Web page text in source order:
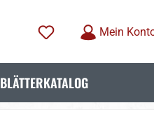
Mein
BLÄTTERKATALOG